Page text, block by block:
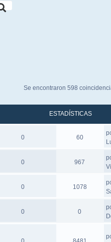
Se encontraron 598
ESTADÍSTICAS
0 60
0 967
0 1078
0 0